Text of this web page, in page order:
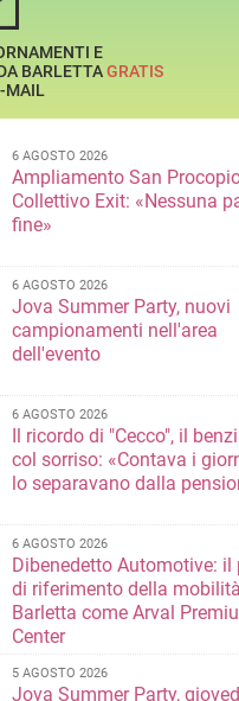
E
BARLETTAGRATIS
MAIL
6 AGOSTO 2026
Ampliamento San
Collettivo Exit: «Nessuna
fine»
6 AGOSTO 2026
Jova Summer Party, nuovi
campionamenti nell'area
dell'evento
6 AGOSTO 2026
Il ricordo di "Cecco", il
col sorriso: «Contava i
lo separavano dalla
6 AGOSTO 2026
Dibenedetto Automotive: il
di riferimento della
Barletta come Arval
Center
5 AGOSTO 2026
Jova Summer Party,